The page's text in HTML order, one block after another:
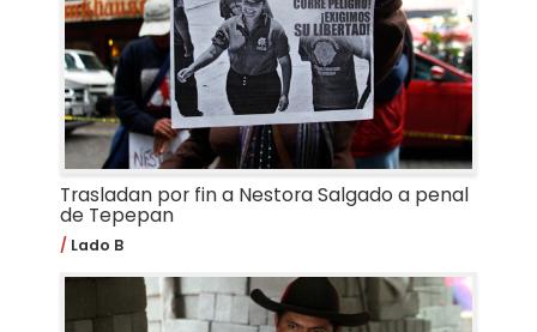
Trasladan por fin a Nestora Salgado a penal
de Tepepan
Lado B